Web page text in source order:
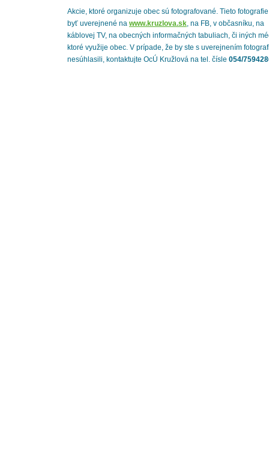
Akcie, ktoré organizuje obec sú fotografované. Tieto
byť uverejnené na www.kruzlova.sk, na FB, v občasníku, na
káblovej TV, na obecných informačných tabuliach, či iných
ktoré využije obec. V prípade, že by ste s uverejnením
nesúhlasili, kontaktujte OcÚ Kružlová na tel. čísle 054/